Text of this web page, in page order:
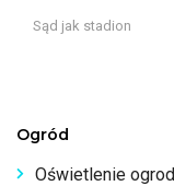
Sąd jak stadion
Ogród
Oświetlenie